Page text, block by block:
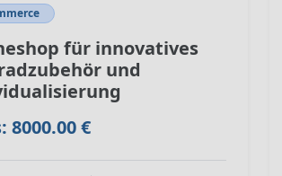
für innovatives
und
8000.00 €